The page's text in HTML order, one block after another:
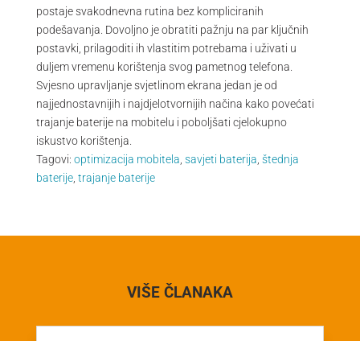
postaje svakodnevna rutina bez kompliciranih
podešavanja. Dovoljno je obratiti pažnju na par ključnih
postavki, prilagoditi ih vlastitim potrebama i uživati u
duljem vremenu korištenja svog pametnog telefona.
Svjesno upravljanje svjetlinom ekrana jedan je od
najjednostavnijih i najdjelotvornijih načina kako povećati
trajanje baterije na mobitelu i poboljšati cjelokupno
iskustvo korištenja.
Tagovi: optimizacija mobitela savjeti baterija štednja
baterije, trajanje baterije
VIŠE ČLANAKA